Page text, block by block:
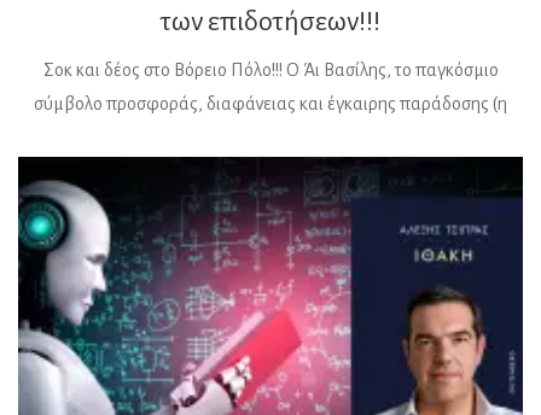
των επιδοτήσεων!!!
Σοκ και δέος στο Βόρειο Πόλο!!! Ο Άι Βασίλης, το παγκόσμιο
σύμβολο προσφοράς, διαφάνειας και έγκαιρης παράδοσης (η
Οικονομικών, προς μεγάλη έκπληξη όλων μας, που δεν ενέκρινε
κρατική επιχορήγηση, με αποτέλεσμα φέτος τα δώρα να
κινδυνεύουν να μείνουν στα ράφια, αν φυσικά έχουν δηλωθεί
σωστά και […]